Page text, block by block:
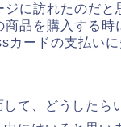
に訪れたのだと
商品を購入する時
カードの支払いに
して、どうしたら